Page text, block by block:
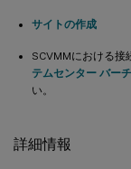
サイトの作成
SCVMMにおける接
テムセンター バー
い。
詳細情報